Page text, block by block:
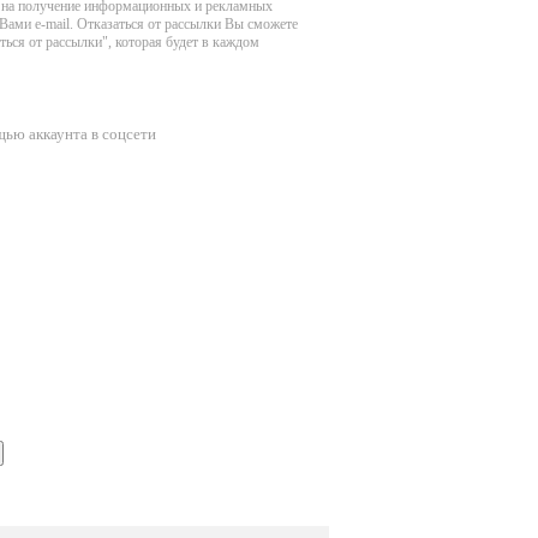
на получение информационных и рекламных
e-mail. Отказаться от рассылки Вы сможете
от рассылки", которая будет в каждом
аккаунта в соцсети